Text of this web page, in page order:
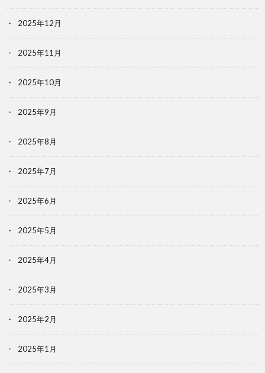
2025年12月
2025年11月
2025年10月
2025年9月
2025年8月
2025年7月
2025年6月
2025年5月
2025年4月
2025年3月
2025年2月
2025年1月